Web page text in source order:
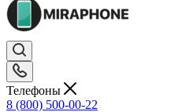
Телефоны
8 (800) 500-00-22